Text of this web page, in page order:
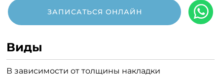
ЗАПИСАТЬСЯ ОНЛАЙН
Виды
В зависимости от толщины накладки